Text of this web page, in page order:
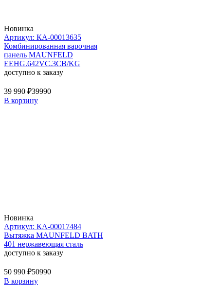
Новинка
Артикул: КА-00013635
Комбинированная варочная
панель MAUNFELD
EEHG.642VC.3CB/KG
доступно к заказу
39 990 ₽39990
В корзину
Новинка
Артикул: КА-00017484
Вытяжка MAUNFELD BATH
401 нержавеющая сталь
доступно к заказу
50 990 ₽50990
В корзину